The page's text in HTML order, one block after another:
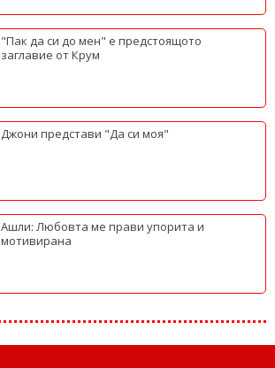
"Пак да си до мен" е предстоящото
заглавие от Крум
Джони представи "Да си моя"
Ашли: Любовта ме прави упорита и
мотивирана